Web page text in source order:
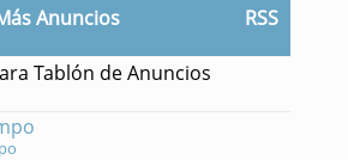
Anuncios RSS